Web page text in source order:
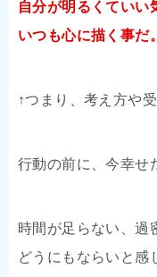
自分が明るくていい
いつも心に描く事だ。
↑つまり、考え方や
行動の前に、今幸せ
時間が足らない、過
どうにもならいと感